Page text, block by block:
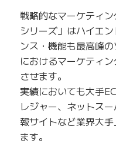
戦略的なマーケティ
シリーズ」はハイエ
ンス・機能も最高峰
におけるマーケティ
させます。
実績においても大手
レジャー、ネットス
報サイトなど業界大
ます。